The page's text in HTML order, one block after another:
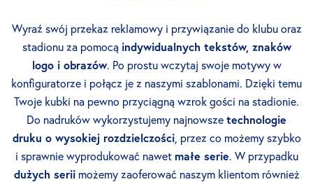
Wyraź swój przekaz reklamowy i przywiązanie do klubu oraz
stadionu za pomocą indywidualnych tekstów, znaków
logo i obrazów. Po prostu wczytaj swoje motywy w
konfiguratorze i połącz je z naszymi szablonami. Dzięki temu
Twoje kubki na pewno przyciągną wzrok gości na stadionie.
Do nadruków wykorzystujemy najnowsze technologie
druku o wysokiej rozdzielczości, przez co możemy szybko
i sprawnie wyprodukować nawet małe serie. W przypadku
dużych seriimożemy zaoferować naszym klientom również